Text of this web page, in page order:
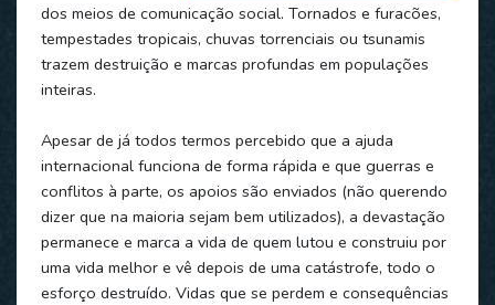
dos meios de comunicação social. Tornados e furacões,
tempestades tropicais, chuvas torrenciais ou tsunamis
trazem destruição e marcas profundas em populações
inteiras.
Apesar de já todos termos percebido que a ajuda
internacional funciona de forma rápida e que guerras e
conflitos à parte, os apoios são enviados (não querendo
dizer que na maioria sejam bem utilizados), a devastação
permanece e marca a vida de quem lutou e construiu por
uma vida melhor e vê depois de uma catástrofe, todo o
esforço destruído. Vidas que se perdem e consequências